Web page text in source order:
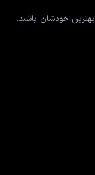
خودشان باشند.